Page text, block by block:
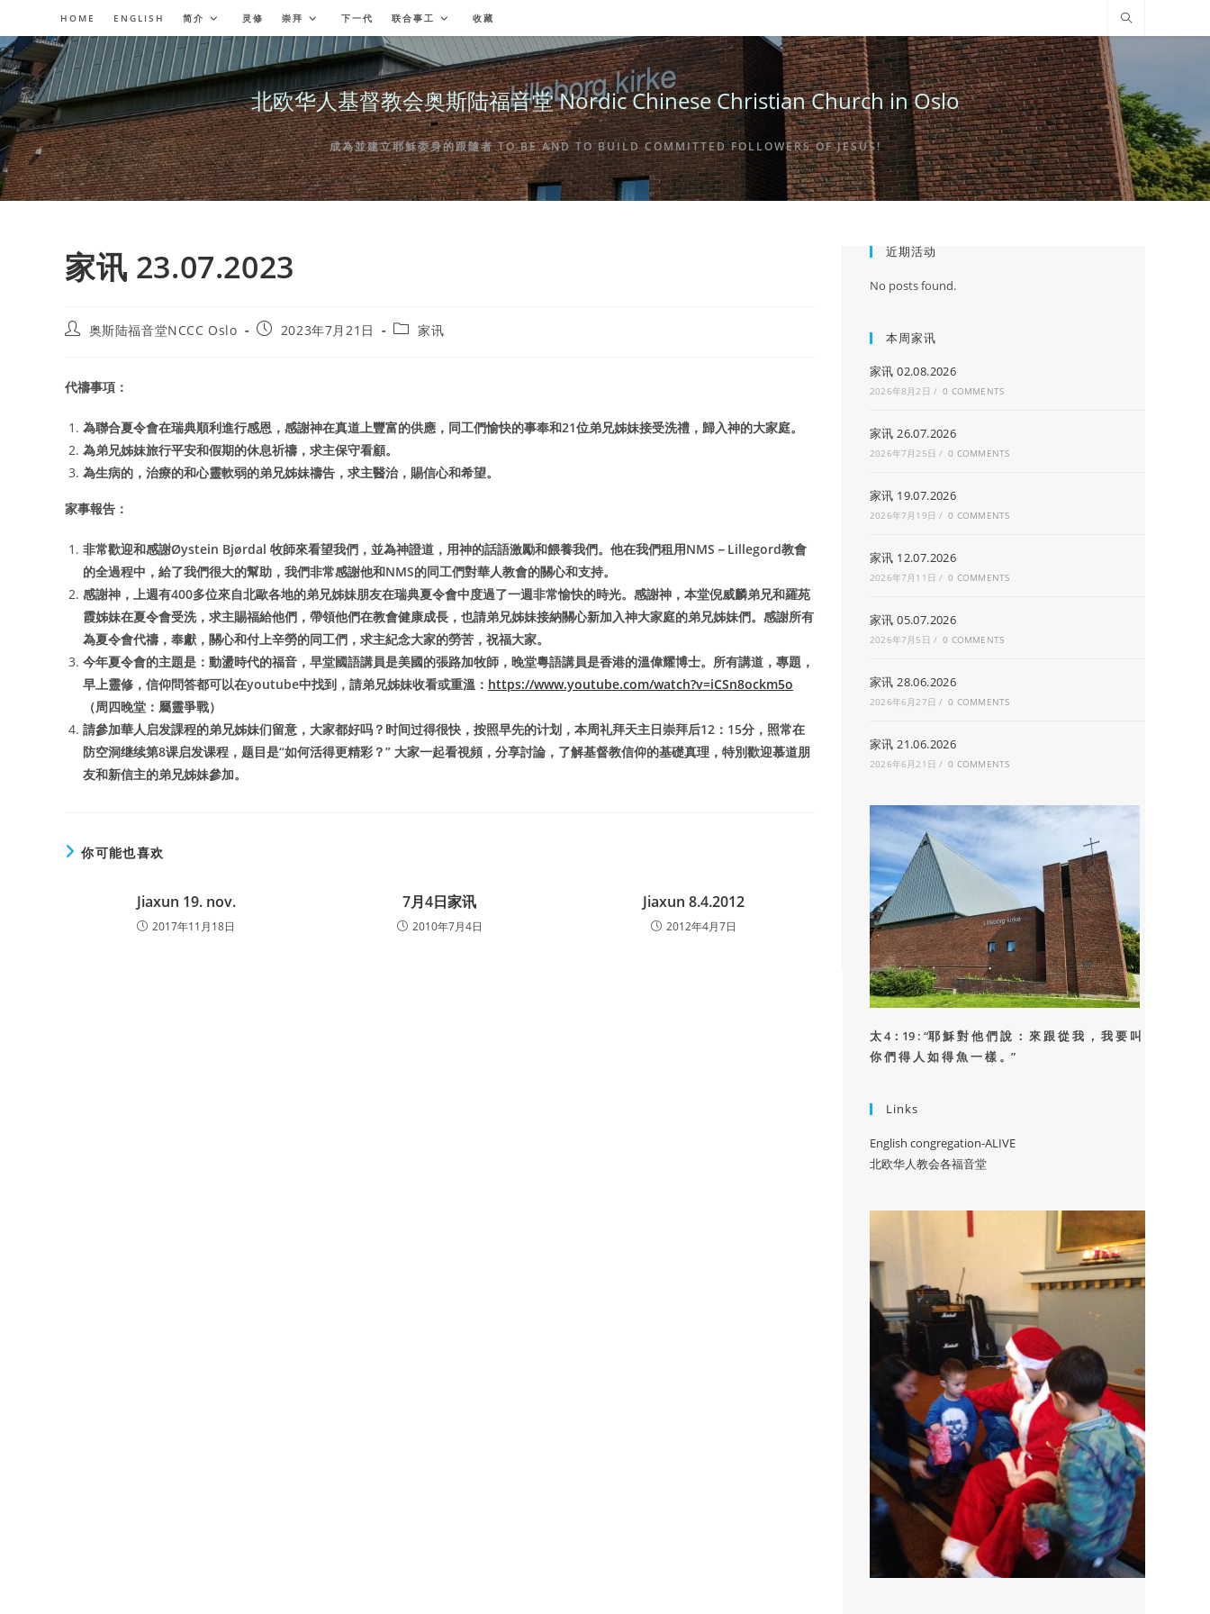
to
content
HOME ENGLISH 简介 灵修 崇拜 下一代 联合事工 收藏
北欧华人基督教会奥斯陆福音堂 Nordic Chinese Christian Church in Oslo
成為並建立耶穌委身的跟隨者 TO BE AND TO BUILD COMMITTED FOLLOWERS OF JESUS!
家讯 23.07.2023
Post奥斯陆福音堂NCCC Oslo
Post2023年7月21日
Post家讯
代禱事項：
為聯合夏令會在瑞典順利進行感恩，感謝神在真道上豐富的供應，同工們愉快的事奉和21位弟兄姊妹接受洗禮，歸入神的大家庭。
為弟兄姊妹旅行平安和假期的休息祈禱，求主保守看顧。
為生病的，治療的和心靈軟弱的弟兄姊妹禱告，求主醫治，賜信心和希望。
家事報告：
非常歡迎和感謝Øystein Bjørdal 牧師來看望我們，並為神證道，用神的話語激勵和餵養我們。他在我們租用NMS－Lillegord教會
的全過程中，給了我們很大的幫助，我們非常感謝他和NMS的同工們對華人教會的關心和支持。
感謝神，上週有400多位來自北歐各地的弟兄姊妹朋友在瑞典夏令會中度過了一週非常愉快的時光。感謝神，本堂倪威麟弟兄和羅苑
霞姊妹在夏令會受洗，求主賜福給他們，帶領他們在教會健康成長，也請弟兄姊妹接納關心新加入神大家庭的弟兄姊妹們。感謝所有
為夏令會代禱，奉獻，關心和付上辛勞的同工們，求主紀念大家的勞苦，祝福大家。
今年夏令會的主題是：動盪時代的福音，早堂國語講員是美國的張路加牧師，晚堂粵語講員是香港的溫偉耀博士。所有講道，專題，
早上靈修，信仰問答都可以在youtube中找到，請弟兄姊妹收看或重溫： https://www.youtube.com/watch?v=iCSn8ockm5o
（周四晚堂：屬靈爭戰）
請參加華人启发課程的弟兄姊妹们留意，大家都好吗？时间过得很快，按照早先的计划，本周礼拜天主日崇拜后12：15分，照常在
防空洞继续第8课启发课程，题目是“如何活得更精彩？” 大家一起看視頻，分享討論，了解基督教信仰的基礎真理，特別歡迎慕道朋
友和新信主的弟兄姊妹參加。
你可能也喜欢
Jiaxun 19. nov.
2017年11月18日
7月4日家讯
2010年7月4日
Jiaxun 8.4.2012
2012年4月7日
近期活动
No posts found.
本周家讯
家讯 02.08.2026
2026年8月2日 / 0 COMMENTS
家讯 26.07.2026
2026年7月25日 / 0 COMMENTS
家讯 19.07.2026
2026年7月19日 / 0 COMMENTS
家讯 12.07.2026
2026年7月11日 / 0 COMMENTS
家讯 05.07.2026
2026年7月5日 / 0 COMMENTS
家讯 28.06.2026
2026年6月27日 / 0 COMMENTS
家讯 21.06.2026
2026年6月21日 / 0 COMMENTS
太 4：19 : “耶 穌 對 他 們 說 ： 來 跟 從 我 ， 我 要 叫
你 們 得 人 如 得 魚 一 樣 。”
Links
English congregation-ALIVE
北欧华人教会各福音堂